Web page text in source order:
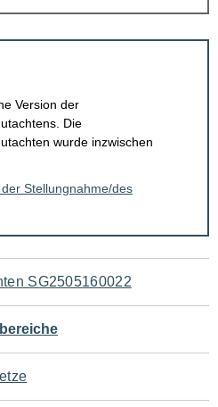
Version der
Die
wurde inzwischen
Stellungnahme/des
SG2505160022